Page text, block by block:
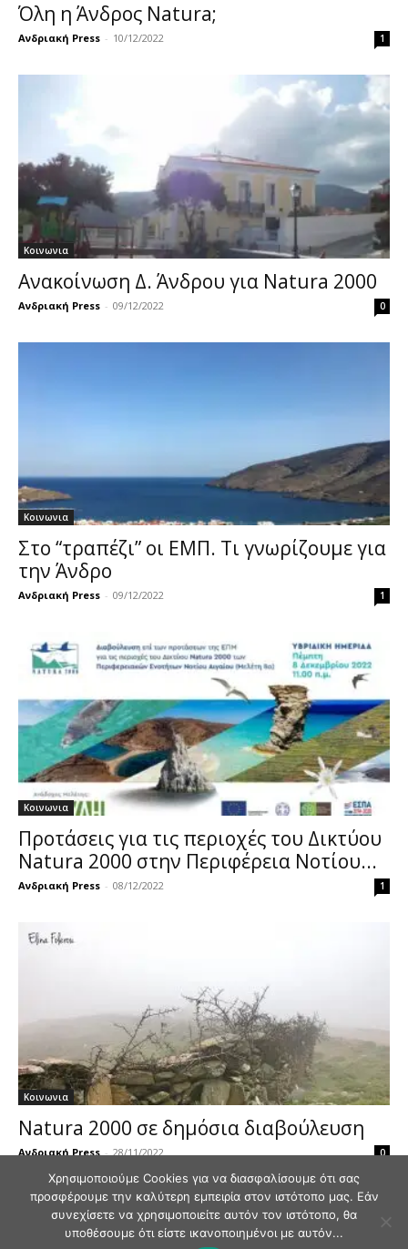
Όλη η Άνδρος Natura;
Ανδριακή Press - 10/12/2022 1
Κοινωνια
Ανακοίνωση Δ. Άνδρου για Natura 2000
Ανδριακή Press - 09/12/2022 0
Κοινωνια
Στο “τραπέζι” οι ΕΜΠ. Τι γνωρίζουμε για
την Άνδρο
Ανδριακή Press - 09/12/2022 1
Κοινωνια
Προτάσεις για τις περιοχές του Δικτύου
Natura 2000 στην Περιφέρεια Νοτίου...
Ανδριακή Press - 08/12/2022 1
Κοινωνια
Natura 2000 σε δημόσια διαβούλευση
Ανδριακή Press - 28/11/2022 0
Χρησιμοποιούμε Cookies για να διασφαλίσουμε ότι σας
προσφέρουμε την καλύτερη εμπειρία στον ιστότοπο μας. Εάν
συνεχίσετε να χρησιμοποιείτε αυτόν τον ιστότοπο, θα
υποθέσουμε ότι είστε ικανοποιημένοι με αυτόν...